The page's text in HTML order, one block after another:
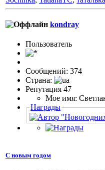
kondray
Пользовaтeль
Сообщений: 374
Страна:
Репутация 47
Мое имя:
Награды
С новым годом